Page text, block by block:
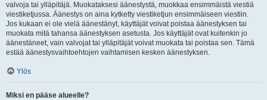
valvoja tai ylläpitäjä. Muokataksesi äänestystä, muokkaa ensimmäistä viestiä
viestiketjussa. Äänestys on aina kytketty viestiketjun ensimmäiseen viestiin.
Jos kukaan ei ole vielä äänestänyt, käyttäjät voivat poistaa äänestyksen tai
muokata mitä tahansa äänestyksen asetusta. Jos käyttäjät ovat kuitenkin jo
äänestäneet, vain valvojat tai ylläpitäjät voivat muokata tai poistaa sen. Tämä
estää äänestysvaihtoehtojen vaihtamisen kesken äänestyksen.
Ylös
Miksi en pääse alueelle?